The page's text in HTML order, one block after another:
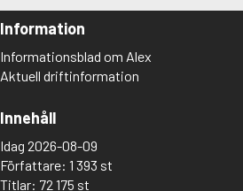
Information
Informationsblad om Alex
Aktuell driftinformation
Innehåll
Idag 2026-08-09
Författare: 1 393 st
Titlar: 72 175 st